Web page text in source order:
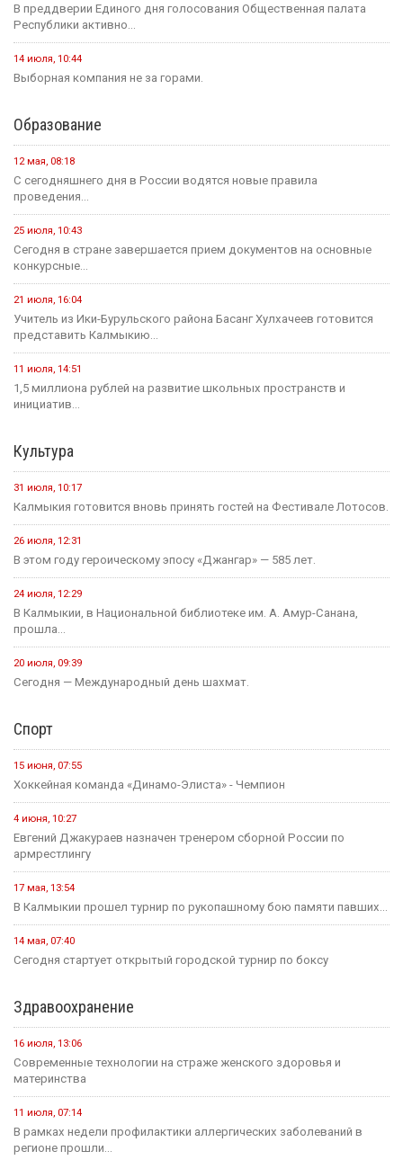
В преддверии Единого дня голосования Общественная палата
Республики активно...
14 июля, 10:44
Выборная компания не за горами.
Образование
12 мая, 08:18
С сегодняшнего дня в России водятся новые правила
проведения...
25 июля, 10:43
Сегодня в стране завершается прием документов на основные
конкурсные...
21 июля, 16:04
Учитель из Ики-Бурульского района Басанг Хулхачеев готовится
представить Калмыкию...
11 июля, 14:51
1,5 миллиона рублей на развитие школьных пространств и
инициатив...
Культура
31 июля, 10:17
Калмыкия готовится вновь принять гостей на Фестивале Лотосов.
26 июля, 12:31
В этом году героическому эпосу «Джангар» — 585 лет.
24 июля, 12:29
В Калмыкии, в Национальной библиотеке им. А. Амур-Санана,
прошла...
20 июля, 09:39
Сегодня — Международный день шахмат.
Спорт
15 июня, 07:55
Хоккейная команда «Динамо-Элиста» - Чемпион
4 июня, 10:27
Евгений Джакураев назначен тренером сборной России по
армрестлингу
17 мая, 13:54
В Калмыкии прошел турнир по рукопашному бою памяти павших...
14 мая, 07:40
Сегодня стартует открытый городской турнир по боксу
Здравоохранение
16 июля, 13:06
Современные технологии на страже женского здоровья и
материнства
11 июля, 07:14
В рамках недели профилактики аллергических заболеваний в
регионе прошли...